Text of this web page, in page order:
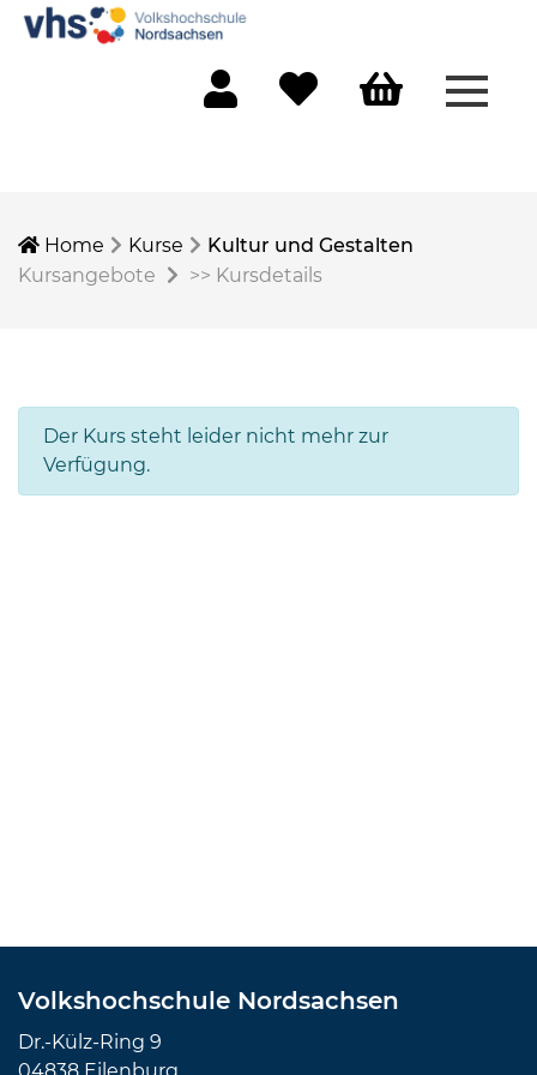
Home Kurse
Kultur und Gestalten
Kursangebote
>> Kursdetails
Der Kurs steht leider nicht mehr zur
Verfügung.
Volkshochschule Nordsachsen
Dr.-Külz-Ring 9